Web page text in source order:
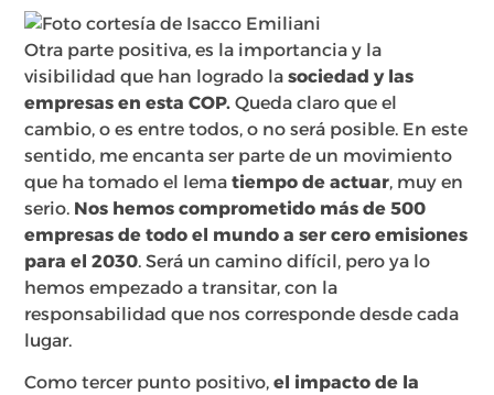
Otra parte positiva, es la importancia y la
visibilidad que han logrado lasociedad y las
empresas en esta COP. Queda claro que el
cambio, o es entre todos, o no será posible. En este
sentido, me encanta ser parte de un movimiento
que ha tomado el lematiempo de actuar, muy en
serio. Nos hemos comprometido más de 500
empresas de todo el mundo a ser cero emisiones
para el 2030. Será un camino difícil, pero ya lo
hemos empezado a transitar, con la
responsabilidad que nos corresponde desde cada
lugar.
Como tercer punto positivo,el impacto de la